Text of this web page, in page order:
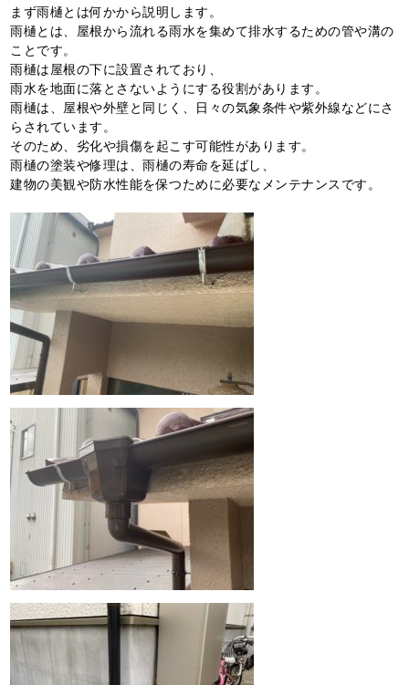
まず雨樋とは何かから説明します。
雨樋とは、屋根から流れる雨水を集めて排水するための管や溝の
ことです。
雨樋は屋根の下に設置されており、
雨水を地面に落とさないようにする役割があります。
雨樋は、屋根や外壁と同じく、日々の気象条件や紫外線などにさ
らされています。
そのため、劣化や損傷を起こす可能性があります。
雨樋の塗装や修理は、雨樋の寿命を延ばし、
建物の美観や防水性能を保つために必要なメンテナンスです。